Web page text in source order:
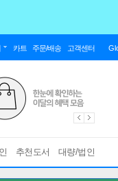
카트 주문/배송 고객센터
추천도서 대량/법인